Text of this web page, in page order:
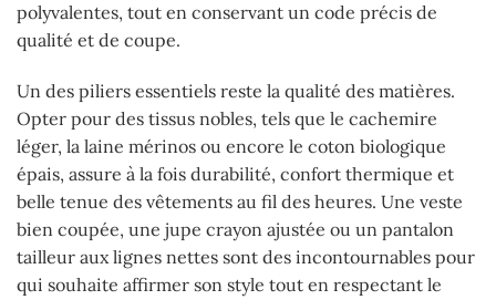
polyvalentes, tout en conservant un code précis de
qualité et de coupe.
Un des piliers essentiels reste la qualité des matières.
Opter pour des tissus nobles, tels que le cachemire
léger, la laine mérinos ou encore le coton biologique
épais, assure à la fois durabilité, confort thermique et
belle tenue des vêtements au fil des heures. Une veste
bien coupée, une jupe crayon ajustée ou un pantalon
tailleur aux lignes nettes sont des incontournables pour
qui souhaite affirmer son style tout en respectant le